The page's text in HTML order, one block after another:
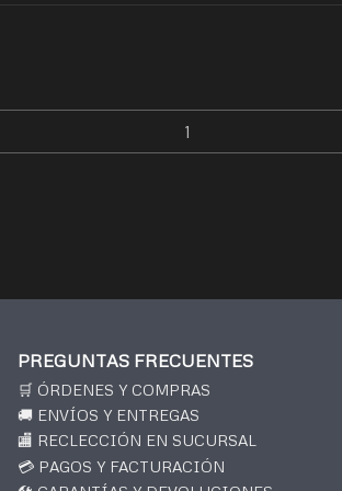
PREGUNTAS FRECUENTES
🛒 ÓRDENES Y COMPRAS
🚚 ENVÍOS Y ENTREGAS
🏬 RECLECCIÓN EN SUCURSAL
💳 PAGOS Y FACTURACIÓN